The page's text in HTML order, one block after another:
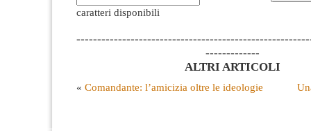
caratteri disponibili
-------------
ALTRI ARTICOLI
« Comandante: l’amicizia oltre le ideologie